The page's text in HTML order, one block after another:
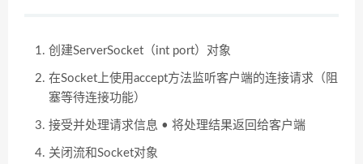
创建ServerSocket（int port）对象
在Socket上使用accept方法监听客户端的连接请求（阻
塞等待连接功能）
接受并处理请求信息 • 将处理结果返回给客户端
关闭流和Socket对象